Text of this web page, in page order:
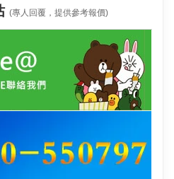
(專人回覆，提供參考報價)